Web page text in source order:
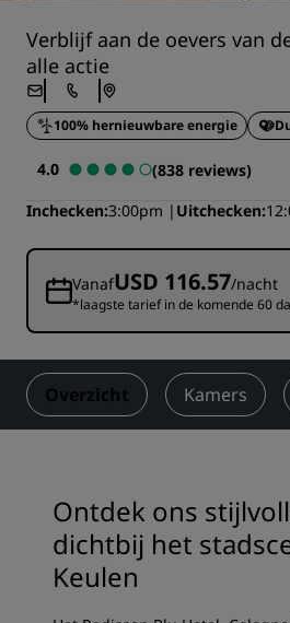
Verblijf aan de oevers van
alle actie
100% hernieuwbare energie
4.0
(838 reviews)
Inchecken 3:00pm Uitchecken
VanafUSD 116.57/nacht
*laagste tarief in de komende 60
Overzicht Kamers
Ontdek ons
dichtbij het
Keulen